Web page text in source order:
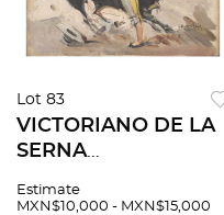
Lot 83
VICTORIANO DE LA
SERNA
"LASERNISTA".
Estimate
MXN$10,000 - MXN$15,000